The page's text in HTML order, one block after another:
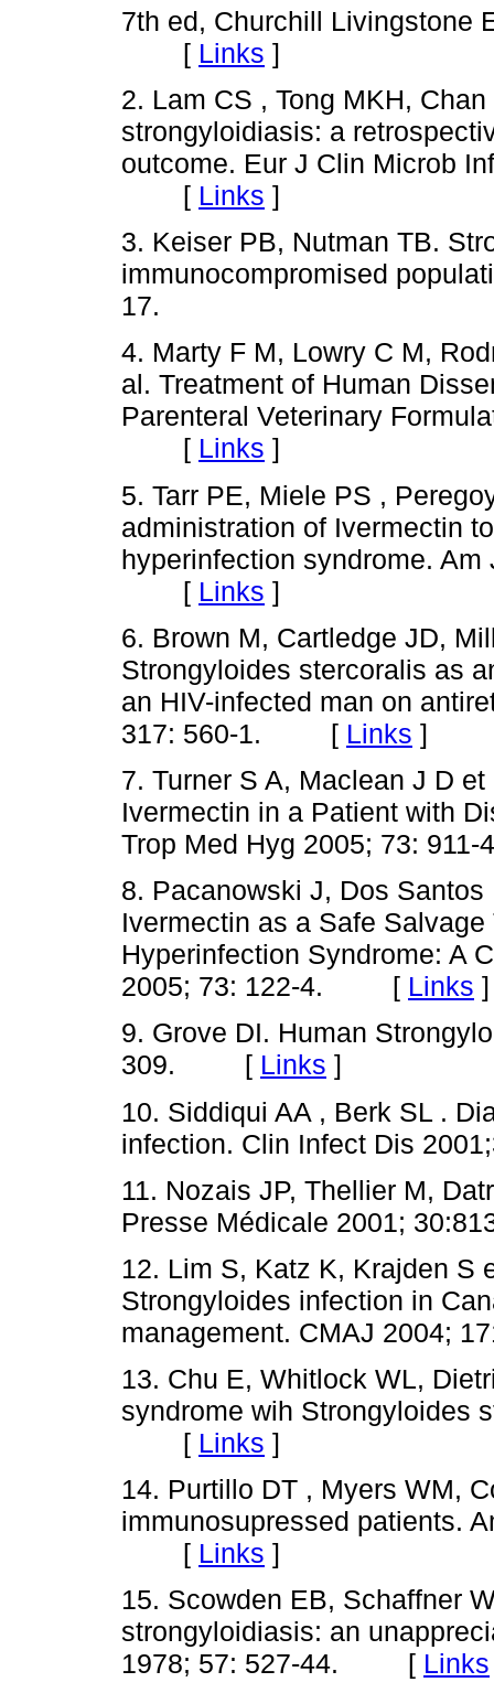
7th ed, Churchill Livingstone
[ Links ]
2. Lam CS , Tong MKH,
strongyloidiasis: a
outcome. Eur J Clin Microb
[ Links ]
3. Keiser PB, Nutman TB.
immunocompromised
17.
4. Marty F M, Lowry C M,
al. Treatment of Human
Parenteral Veterinary
[ Links ]
5. Tarr PE, Miele PS ,
administration of Ivermectin
hyperinfection syndrome.
[ Links ]
6. Brown M, Cartledge JD,
Strongyloides stercoralis as
an HIV-infected man on
317: 560-1. [ Links ]
7. Turner S A, Maclean J D
Ivermectin in a Patient with
Trop Med Hyg 2005; 73:
8. Pacanowski J, Dos
Ivermectin as a Safe
Hyperinfection Syndrome: A
2005; 73: 122-4. [ Links ]
9. Grove DI. Human
309. [ Links ]
10. Siddiqui AA , Berk SL .
infection. Clin Infect Dis
11. Nozais JP, Thellier M,
Presse Médicale 2001;
12. Lim S, Katz K, Krajden S
Strongyloides infection in
management. CMAJ
13. Chu E, Whitlock WL,
syndrome wih Strongyloides
[ Links ]
14. Purtillo DT , Myers WM,
immunosupressed patients.
[ Links ]
15. Scowden EB, Schaffner
strongyloidiasis: an
1978; 57: 527-44. [ Links